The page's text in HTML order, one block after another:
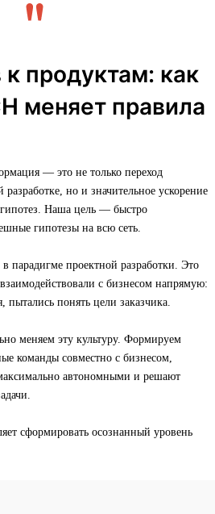
продуктам: как
меняет правила
— это не только переход
разработке, но и значительное ускорение
гипотез. Наша цель — быстро
гипотезы на всю сеть.
парадигме проектной разработки. Это
с бизнесом напрямую:
пытались понять цели заказчика.
меняем эту культуру. Формируем
команды совместно с бизнесом,
автономными и решают
сформировать осознанный уровень